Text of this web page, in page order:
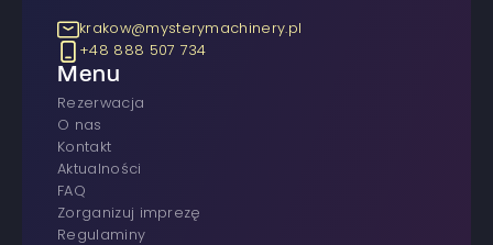
krakow@mysterymachinery.pl
+48 888 507 734
Menu
rezerwacja
O nas
Kontakt
Aktualności
FAQ
Zorganizuj imprezę
Regulaminy